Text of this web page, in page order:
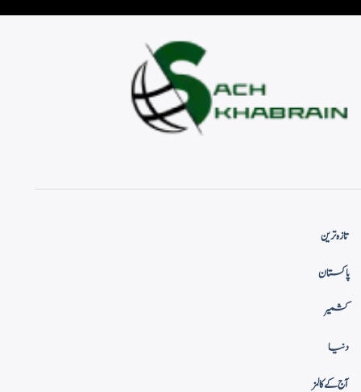
تازہ ترین
پاکستان
کشمیر
دنیا
آج کے کالمز